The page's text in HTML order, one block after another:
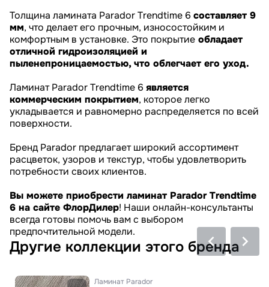
Толщина ламината Parador Trendtime 6 составляет 9
мм, что делает его прочным, износостойким и
комфортным в установке. Это покрытие обладает
отличной гидроизоляцией и
пыленепроницаемостью, что облегчает его уход.
Ламинат Parador Trendtime 6 является
коммерческим покрытием, которое легко
укладывается и равномерно распределяется по всей
поверхности.
Бренд Parador предлагает широкий ассортимент
расцветок, узоров и текстур, чтобы удовлетворить
потребности своих клиентов.
Вы можете приобрести ламинат Parador Trendtime
6 на сайте ФлорДилер! Наши онлайн-консультанты
всегда готовы помочь вам с выбором
предпочтительной модели.
Другие коллекции этого бренда
Ламинат Parador